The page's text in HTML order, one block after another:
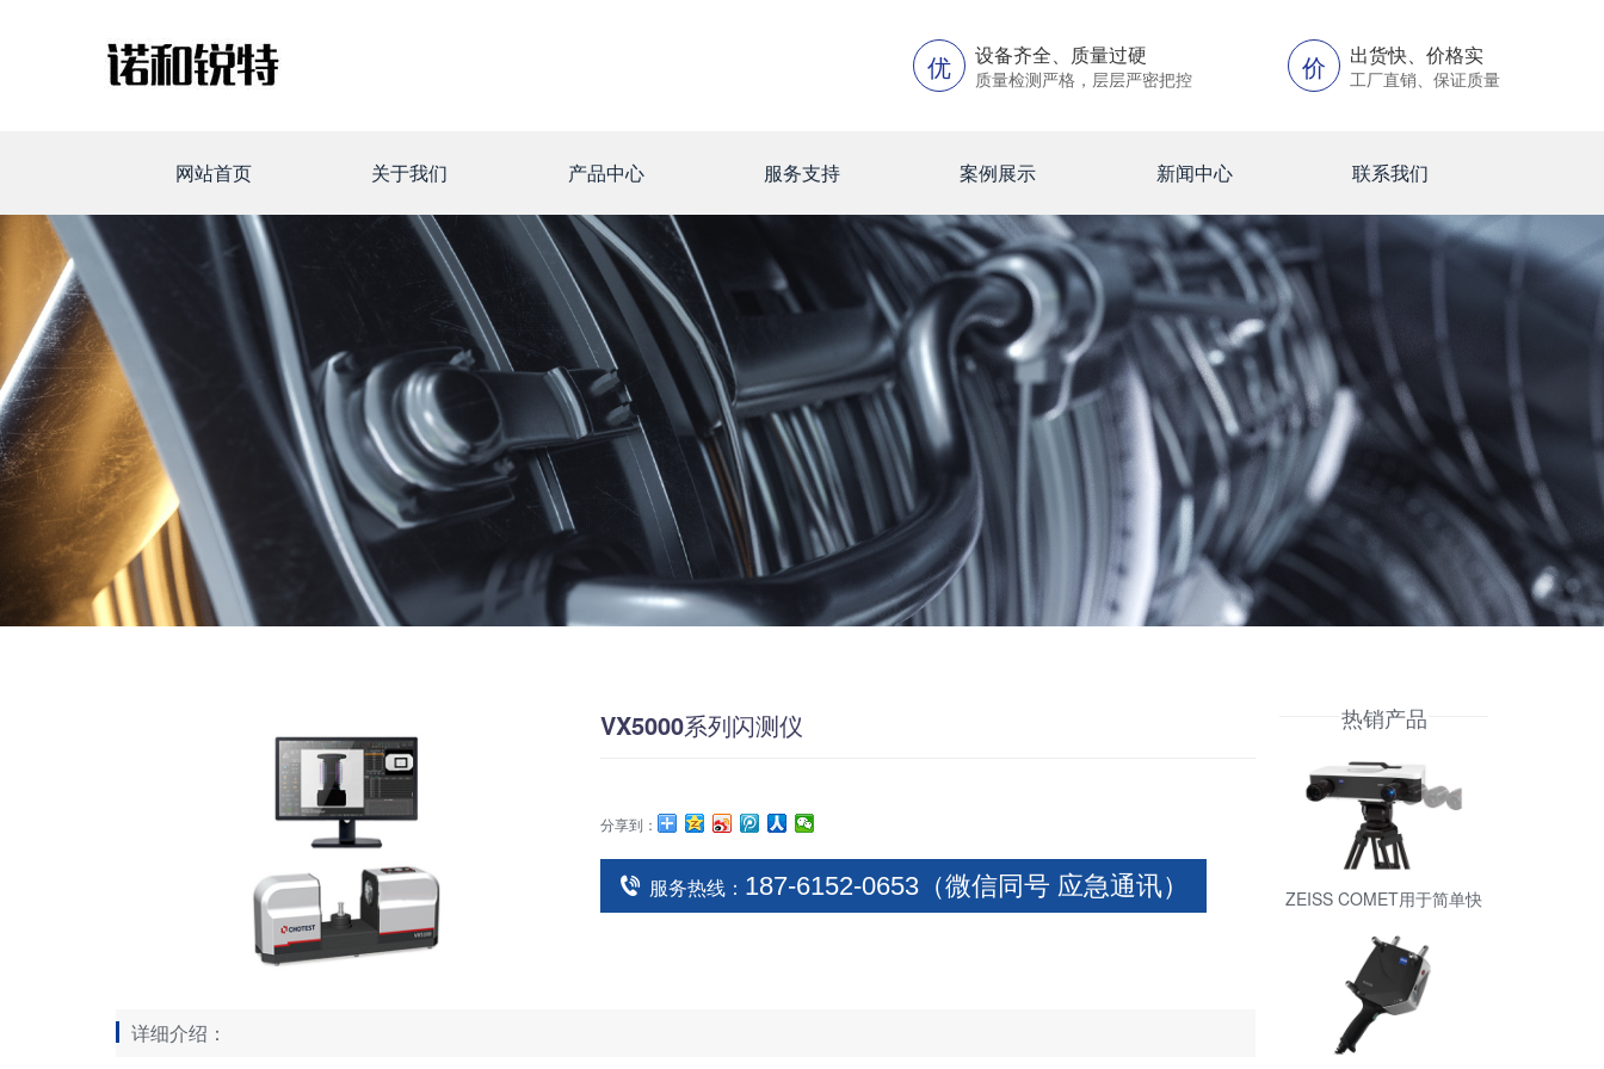
优 设备齐全、质量过硬
质量检测严格，层层严密把控 价 出货快、价格实
工厂直销、保证质量
网站首页 关于我们 产品中心 服务支持 案例展示 新闻中心 联系我们
VX5000系列闪测仪
分享到：
服务热线： 187-6152-0653（微信同号 应急通讯）
详细介绍：
热销产品
ZEISS COMET用于简单快